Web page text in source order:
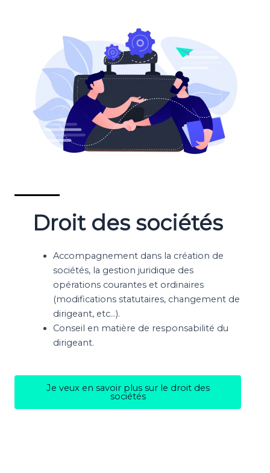
Droit des sociétés
Accompagnement dans la création de
sociétés, la gestion juridique des
opérations courantes et ordinaires
(modifications statutaires, changement de
dirigeant, etc…).
Conseil en matière de responsabilité du
dirigeant.
Je veux en savoir plus sur le droit des
sociétés